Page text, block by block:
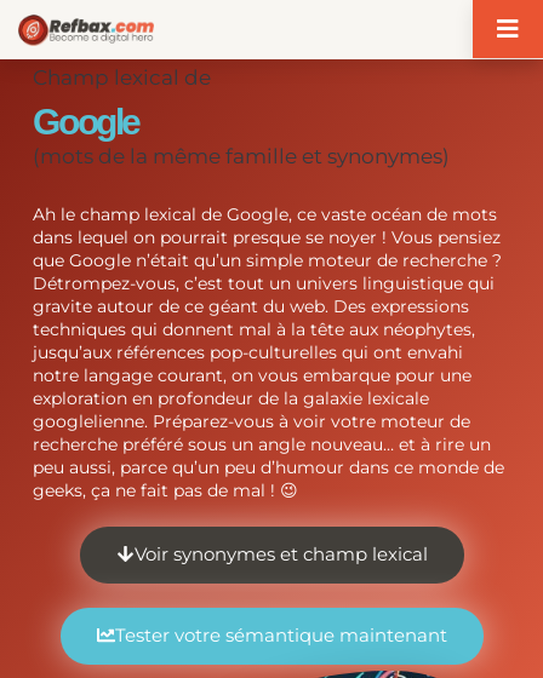
Champ lexical de
Google
(mots de la même famille et synonymes)
Ah le champ lexical de Google, ce vaste océan de mots
dans lequel on pourrait presque se noyer ! Vous pensiez
que Google n’était qu’un simple moteur de recherche ?
Détrompez-vous, c’est tout un univers linguistique qui
gravite autour de ce géant du web. Des expressions
techniques qui donnent mal à la tête aux néophytes,
jusqu’aux références pop-culturelles qui ont envahi
notre langage courant, on vous embarque pour une
exploration en profondeur de la galaxie lexicale
googlelienne. Préparez-vous à voir votre moteur de
recherche préféré sous un angle nouveau… et à rire un
peu aussi, parce qu’un peu d’humour dans ce monde de
geeks, ça ne fait pas de mal ! 😉
Voir synonymes et champ lexical
Tester votre sémantique maintenant
Panneau de gestion des cookies